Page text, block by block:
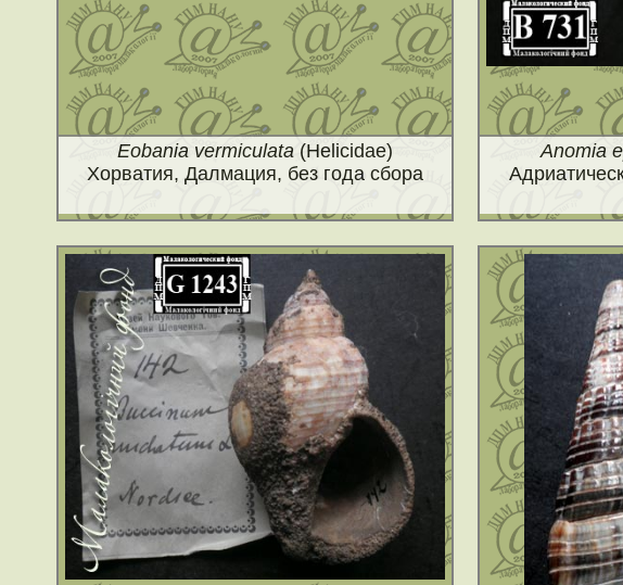
Eobania vermiculata (Helicidae)
Хорватия, Далмация, без года сбора
Anomia